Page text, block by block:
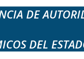
DE
DEL